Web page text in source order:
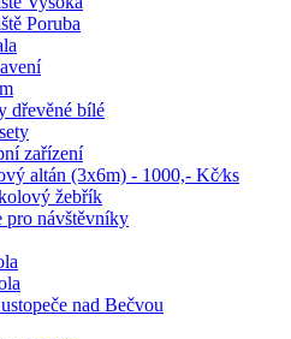
Poruba
dřevěné bílé
zařízení
altán (3x6m) - 1000,- Kč⁄ks
žebřík
pro návštěvníky
nad Bečvou